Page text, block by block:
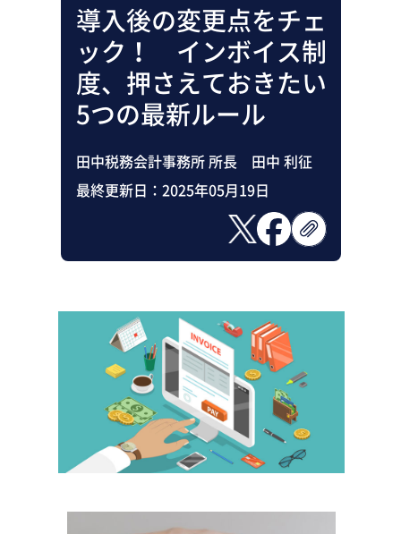
導入後の変更点をチェ
ック！ インボイス制
度、押さえておきたい
5つの最新ルール
田中税務会計事務所 所長 田中 利征
最終更新日： 2025年05月19日